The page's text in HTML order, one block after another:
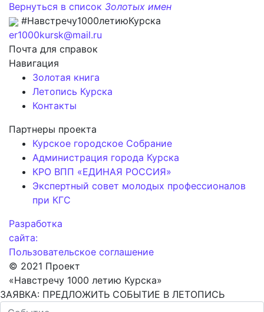
Вернуться в список Золотых имен
#Навстречу1000летиюКурска
er1000kursk@mail.ru
Почта для справок
Навигация
Золотая книга
Летопись Курска
Контакты
Партнеры проекта
Курское городское Собрание
Администрация города Курска
КРО ВПП «ЕДИНАЯ РОССИЯ»
Экспертный совет молодых профессионалов
при КГС
Разработка
сайта:
Пользовательское соглашение
© 2021 Проект
«Навстречу 1000 летию Курска»
ЗАЯВКА: ПРЕДЛОЖИТЬ СОБЫТИЕ В ЛЕТОПИСЬ